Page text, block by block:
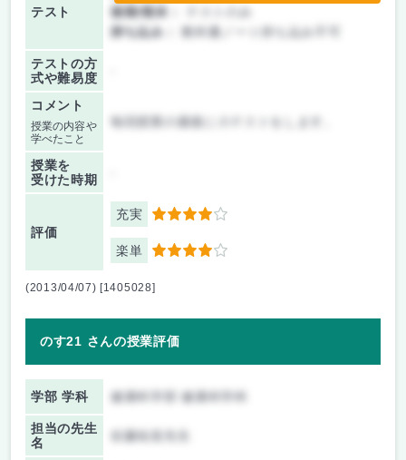
テスト
後期/期末：
持ち込み：
教科書ノート持ち込み不可
テストの方
式や難易度
コメント
授業の内容や
学べたこと
毎回授業の最後に小テストをします。
授業を
受けた時期
評価
充実 4
楽単 4
(2013/04/07) [1405028]
のす21 さんの授業評価
学部 学科 健康科学部 健康科学科
担当の先生
名
佐藤祐造先生